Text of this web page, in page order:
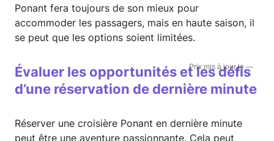
Ponant fera toujours de son mieux pour
accommoder les passagers, mais en haute saison, il
se peut que les options soient limitées.
—
Évaluer les opportunités et les défis
d’une réservation de dernière minute
Réserver une croisière Ponant en dernière minute
peut être une aventure passionnante. Cela peut